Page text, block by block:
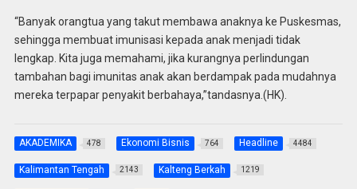
“Banyak orangtua yang takut membawa anaknya ke Puskesmas,
sehingga membuat imunisasi kepada anak menjadi tidak
lengkap. Kita juga memahami, jika kurangnya perlindungan
tambahan bagi imunitas anak akan berdampak pada mudahnya
mereka terpapar penyakit berbahaya,”tandasnya.(HK).
AKADEMIKA 478 Ekonomi Bisnis 764 Headline 4484
Kalimantan Tengah 2143 Kalteng Berkah 1219